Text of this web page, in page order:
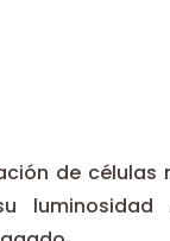
de células
luminosidad